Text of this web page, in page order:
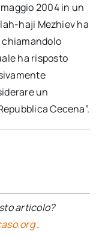
2004 in un
haji Mezhiev ha
chiamandolo
ha risposto
un
Cecena”.
articolo?
.